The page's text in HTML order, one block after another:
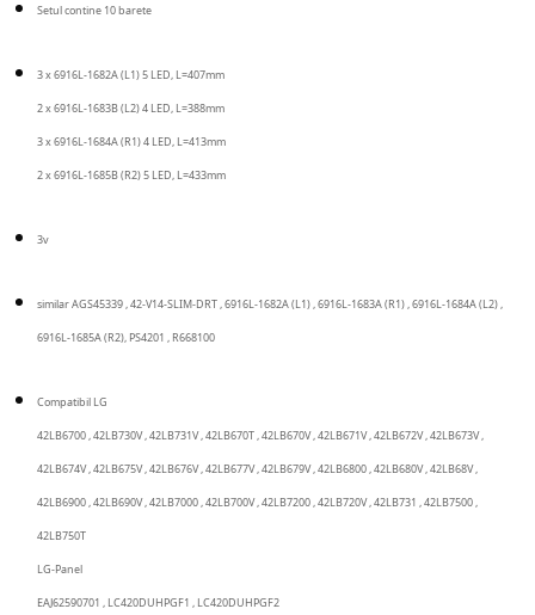
Setul contine 10 barete
3 x 6916L-1682A (L1) 5 LED, L=407mm
2 x 6916L-1683B (L2) 4 LED, L=388mm
3 x 6916L-1684A (R1) 4 LED, L=413mm
2 x 6916L-1685B (R2) 5 LED, L=433mm
3v
similar AGS45339 , 42-V14-SLIM-DRT , 6916L-1682A (L1) , 6916L-1683A (R1) , 6916L-1684A (L2) ,
6916L-1685A (R2), PS4201 , R668100
Compatibil LG
42LB6700 , 42LB730V , 42LB731V , 42LB670T , 42LB670V , 42LB671V , 42LB672V , 42LB673V ,
42LB674V , 42LB675V , 42LB676V , 42LB677V , 42LB679V , 42LB6800 , 42LB680V , 42LB68V ,
42LB6900 , 42LB690V , 42LB7000 , 42LB700V , 42LB7200 , 42LB720V , 42LB731 , 42LB7500 ,
42LB750T
LG-Panel
EAJ62590701 , LC420DUHPGF1 , LC420DUHPGF2